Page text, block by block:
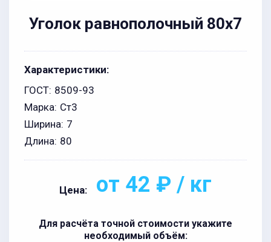
Уголок равнополочный 80x7
Характеристики:
ГОСТ: 8509-93
Марка: Ст3
Ширина: 7
Длина: 80
Цена: от 42 ₽ / кг
Для расчёта точной стоимости укажите
необходимый объём: